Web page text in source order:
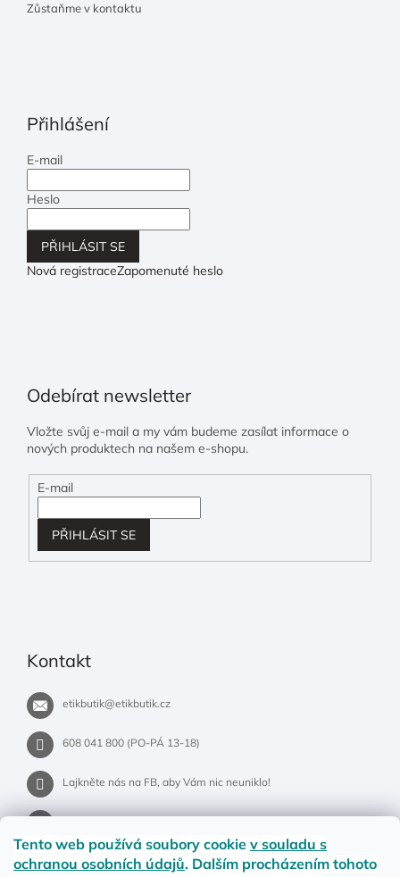
Tento web používá soubory cookie v souladu s
ochranou osobních údajů. Dalším procházením tohoto
Zůstaňme v kontaktu
Přihlášení
E-mail
Heslo
PŘIHLÁSIT SE
Nová registraceZapomenuté heslo
Odebírat newsletter
Vložte svůj e-mail a my vám budeme zasílat informace o
nových produktech na našem e-shopu.
E-mail
PŘIHLÁSIT SE
Kontakt
etikbutik@etikbutik.cz
608 041 800 (PO-PÁ 13-18)
Lajkněte nás na FB, aby Vám nic neuniklo!